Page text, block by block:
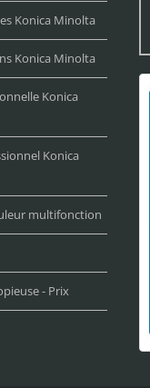
Konica Minolta
Konica Minolta
Konica
Konica
multifonction
- Prix